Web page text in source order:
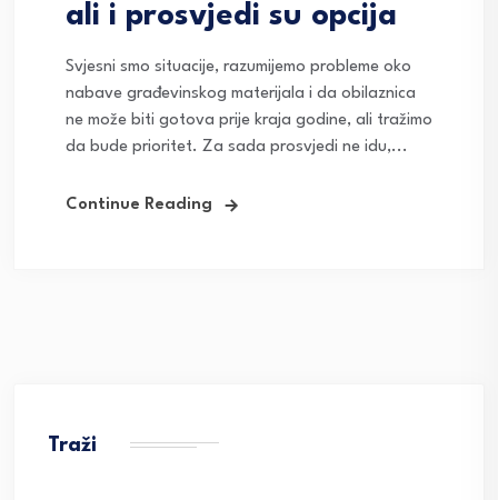
ali i prosvjedi su opcija
Svjesni smo situacije, razumijemo probleme oko
nabave građevinskog materijala i da obilaznica
ne može biti gotova prije kraja godine, ali tražimo
da bude prioritet. Za sada prosvjedi ne idu,...
Continue Reading
Traži